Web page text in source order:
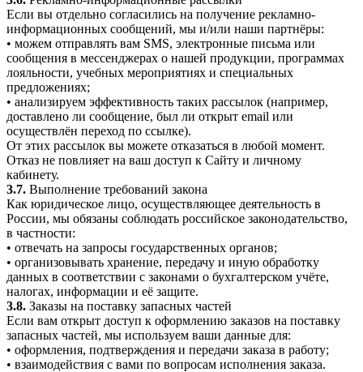
Если вы отдельно согласились на получение рекламно-
информационных сообщений, мы и/или наши партнёры:
• можем отправлять вам SMS, электронные письма или
сообщения в мессенджерах о нашей продукции, программах
лояльности, учебных мероприятиях и специальных
предложениях;
• анализируем эффективность таких рассылок (например,
доставлено ли сообщение, был ли открыт email или
осуществлён переход по ссылке).
От этих рассылок вы можете отказаться в любой момент.
Отказ не повлияет на ваш доступ к Сайту и личному
кабинету.
3.7. Выполнение требований закона
Как юридическое лицо, осуществляющее деятельность в
России, мы обязаны соблюдать российское законодательство,
в частности:
• отвечать на запросы государственных органов;
• организовывать хранение, передачу и иную обработку
данных в соответствии с законами о бухгалтерском учёте,
налогах, информации и её защите.
3.8. Заказы на поставку запасных частей
Если вам открыт доступ к оформлению заказов на поставку
запасных частей, мы используем ваши данные для:
• оформления, подтверждения и передачи заказа в работу;
• взаимодействия с вами по вопросам исполнения заказа.